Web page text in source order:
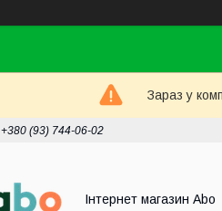
Зараз у
+380 (93) 744-06-02
Інтернет магазин Abo